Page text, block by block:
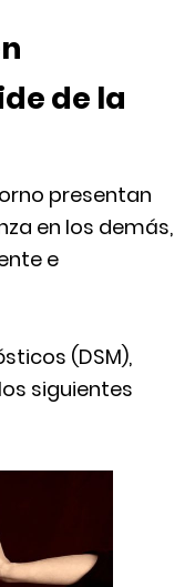
de la
presentan
en los demás,
e
(DSM),
siguientes